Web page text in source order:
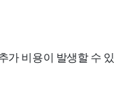
가 비용이 발생할 수 있